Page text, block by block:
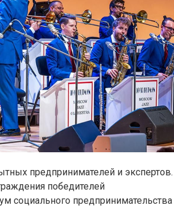
предпринимателей и экспертов.
победителей
социального предпринимательства